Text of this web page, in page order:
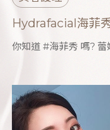
Hydrafacial海菲
你知道 #海菲秀 嗎? 蕾